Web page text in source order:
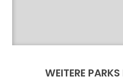
WEITERE